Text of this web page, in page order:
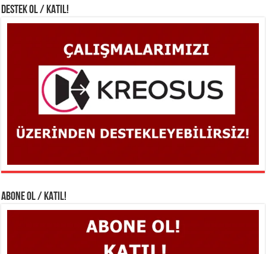
DESTEK OL / KATIL!
ABONE OL / KATIL!